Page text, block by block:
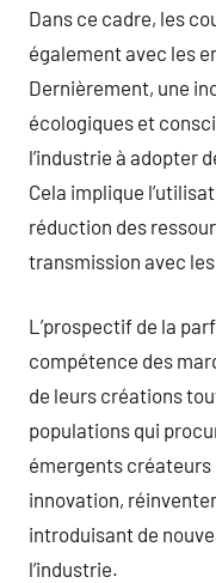
Dans ce cadre, les
également avec les
Dernièrement, une
écologiques et
l’industrie à adopter
Cela implique
réduction des
transmission avec
L’prospectif de la
compétence des
de leurs créations
populations qui
émergents créateurs
innovation,
introduisant de
l’industrie.